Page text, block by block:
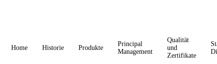
Home Historie Produkte
Principal
Management
Qualität
und
Zertifikate